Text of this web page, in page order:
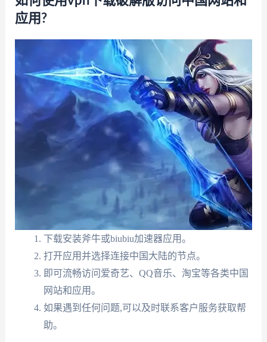
应用?
下载安装斧牛或biubiu加速器应用。
打开应用并选择连接中国大陆的节点。
即可流畅访问爱奇艺、QQ音乐、淘宝等各类中国
网站和应用。
如果遇到任何问题,可以及时联系客户服务获取帮
助。